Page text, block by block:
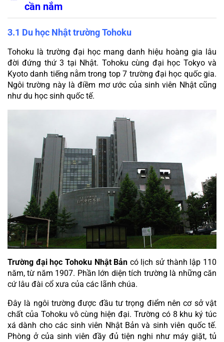
cần nắm
3.1 Du học Nhật trường Tohoku
Tohoku là trường đại học mang danh hiệu hoàng gia lâu
đời đứng thứ 3 tại Nhật. Tohoku cùng đại học Tokyo và
Kyoto danh tiếng nằm trong top 7 trường đại học quốc gia.
Ngôi trường này là điềm mơ ước của sinh viên Nhật cũng
như du học sinh quốc tế.
Trường đại học Tohoku Nhật Bản có lịch sử thành lập 110
năm, từ năm 1907. Phần lớn diện tích trường là những căn
cứ lâu đài cổ xưa của các lãnh chúa.
Đây là ngôi trường được đầu tư trọng điểm nên cơ sở vật
chất của Tohoku vô cùng hiện đại. Trường có 8 khu ký túc
xá dành cho các sinh viên Nhật Bản và sinh viên quốc tế.
Phòng ở của sinh viên đầy đủ tiện nghi như máy giặt, tủ